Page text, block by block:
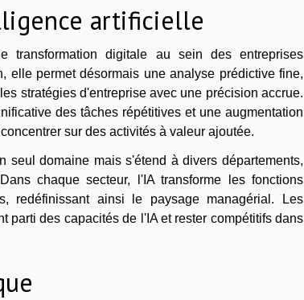
artificielle
transformation digitale au sein des entreprises
elle permet désormais une analyse prédictive fine,
stratégies d'entreprise avec une précision accrue.
des tâches répétitives et une augmentation
sur des activités à valeur ajoutée.
domaine mais s'étend à divers départements,
chaque secteur, l'IA transforme les fonctions
redéfinissant ainsi le paysage managérial. Les
parti des capacités de l'IA et rester compétitifs dans